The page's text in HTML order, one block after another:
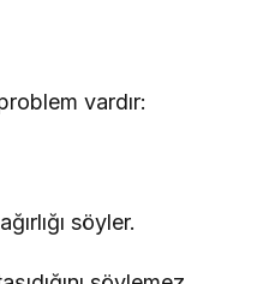
vardır:
söyler.